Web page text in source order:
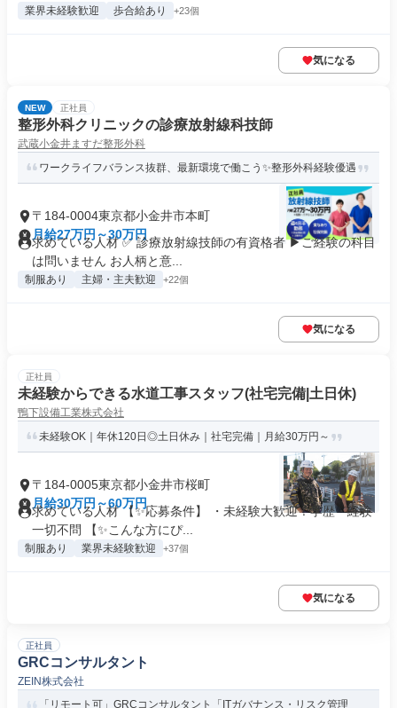
業界未経験歓迎 歩合給あり +23個
気になる
NEW 正社員
整形外科クリニックの診療放射線科技師
武蔵小金井ますだ整形外科
ワークライフバランス抜群、最新環境で働こう✨整形外科経験優遇
〒184-0004東京都小金井市本町
月給27万円～30万円
求めている人材 ✅ 診療放射線技師の有資格者 ▶ご経験の科目
は問いません お人柄と意...
制服あり 主婦・主夫歓迎 +22個
気になる
正社員
未経験からできる水道工事スタッフ(社宅完備|土日休)
鴨下設備工業株式会社
未経験OK｜年休120日◎土日休み｜社宅完備｜月給30万円～
〒184-0005東京都小金井市桜町
月給30万円～60万円
求めている人材 【✨応募条件】 ・未経験大歓迎！学歴・経験
一切不問 【✨こんな方にぴ...
制服あり 業界未経験歓迎 +37個
気になる
正社員
GRCコンサルタント
ZEIN株式会社
「リモート可」GRCコンサルタント「ITガバナンス・リスク管理